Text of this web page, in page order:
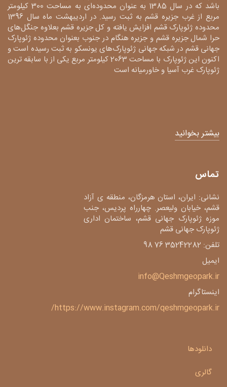
باشد که در سال 1385 به عنوان محدوده‌ای به مساحت 300 کیلومتر
مربع از غرب جزیره قشم به ثبت رسید. در اردیبهشت ماه سال 1396
محدوده ژئوپارک قشم افزایش یافته و کل جزیره قشم بعلاوه جنگل‌های
حرا شمال جزیره قشم و جزیره هنگام در جنوب بعنوان محدوده ژئوپارک
جهانی قشم در شبکه جهانی ژئوپارک‌های یونسکو به ثبت رسیده است و
اکنون این ژئوپارک با مساحت 2063 کیلومتر مربع یکی از با سابقه ترین
ژئوپارک غرب آسیا و خاورمیانه است
بیشتر بخوانید
تماس
نشانی: ایران، استان هرمزگان، منطقه ی آزاد
قشم، خیابان ولیعصر. چهارراه پردیس، جنب
موزه ژئوپارک جهانی قشم، ساختمان اداری
ژئوپارک جهانی قشم
تلفن: 35242282 76 98
ایمیل
info@Qeshmgeopark.ir
اینستاگرام
https://www.instagram.com/qeshmgeopark.ir/
دانلودها
گالری